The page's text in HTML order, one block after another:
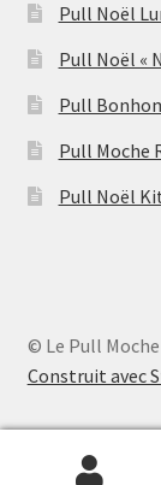
Pull Noël
Pull Noël «
Pull
Pull Moche
Pull Noël
© Le Pull Moche
Construit avec